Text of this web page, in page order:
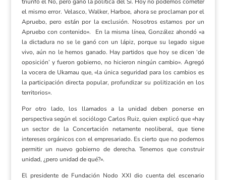
el mismo error. Velasco, Walker, Harboe, ahora se proclaman por el
Apruebo, pero están por la exclusión. Nosotros estamos por un
Apruebo con contenido». En la misma línea, González ahondó «a
la dictadura no se le ganó con un lápiz, porque su legado sigue
vivo, aún no le hemos ganado. Hay partidos que hoy se dicen ‘de
oposición’ y fueron gobierno, no hicieron ningún cambio». Agregó
la vocera de Ukamau que, «la única seguridad para los cambios es
la participación directa popular, profundizar su politización en los
territorios».
Por otro lado, los llamados a la unidad deben ponerse en
perspectiva según el sociólogo Carlos Ruiz, quien explicó que «hay
un sector de la Concertación netamente neoliberal, que tiene
intereses orgánicos con el empresariado. Es cierto que no podemos
permitir un nuevo gobierno de derecha. Tenemos que construir
unidad, ¿pero unidad de qué?».
El presidente de Fundación Nodo XXI dio cuenta del escenario